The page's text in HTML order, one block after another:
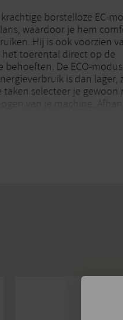
borstelloze EC-
waardoor je hem
Hij is ook voorzien
het toerental direct op de
De ECO-
is dan lager,
selecteer je gewoon
van je machine.
biedt een hoge
handgreep ter
gewicht